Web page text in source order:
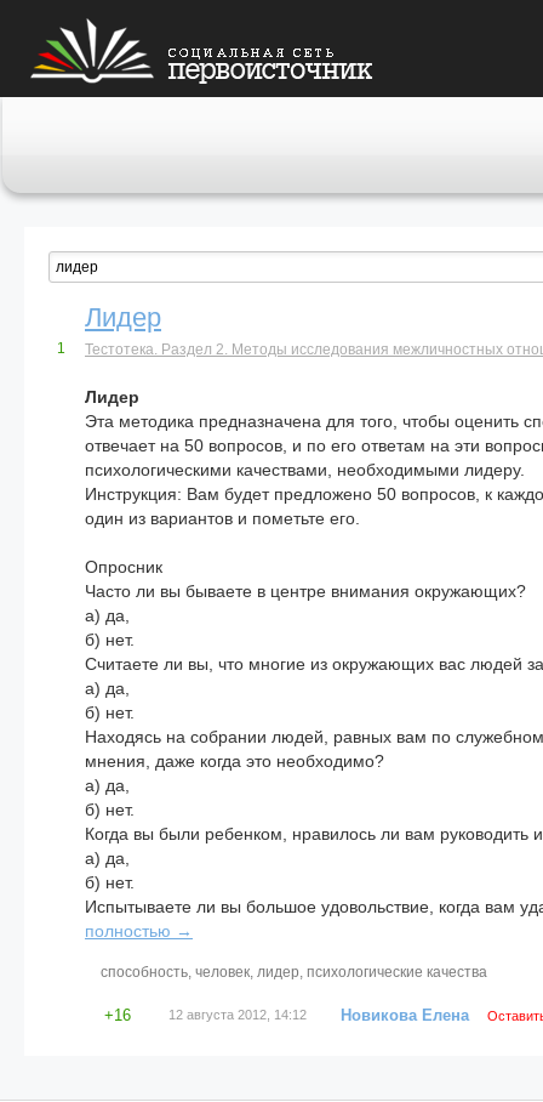
Лидер
1 Тестотека. Раздел 2. Методы исследования межличностных
Лидер
Эта методика предназначена для того, чтобы оценить
отвечает на 50 вопросов, и по его ответам на эти
психологическими качествами, необходимыми лидеру.
Инструкция: Вам будет предложено 50 вопросов, к
один из вариантов и пометьте его.
Опросник
Часто ли вы бываете в центре внимания окружающих?
а) да,
б) нет.
Считаете ли вы, что многие из окружающих вас людей
а) да,
б) нет.
Находясь на собрании людей, равных вам по
мнения, даже когда это необходимо?
а) да,
б) нет.
Когда вы были ребенком, нравилось ли вам руководить
а) да,
б) нет.
Испытываете ли вы большое удовольствие, когда вам
полностью →
способность, человек, лидер, психологические качества
+16 12 августа 2012, 14:12 Новикова Елена